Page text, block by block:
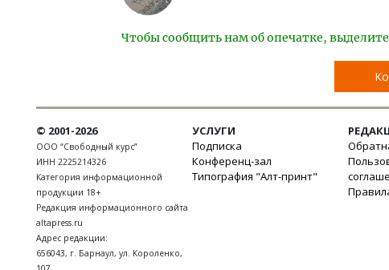
Чтобы сообщить нам об опечатке,
© 2001-2026
ООО “Свободный курс”
ИНН 2225214326
Категория информационной
продукции 18+
Редакция информационного сайта
altapress.ru
Адрес редакции:
656043, г. Барнаул, ул. Короленко,
УСЛУГИ
Подписка
Конференц-зал
Типография "Алт-принт"